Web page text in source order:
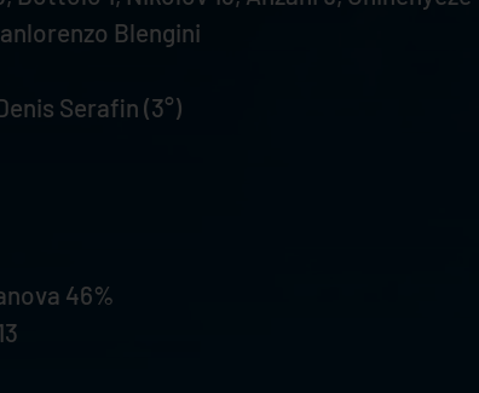
Blengini
Serafin (3°)
46%